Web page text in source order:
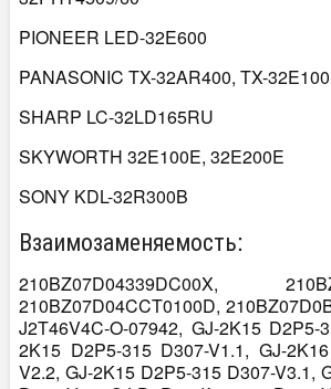
PIONEER LED-32E600
PANASONIC TX-32AR400, TX-
SHARP LC-32LD165RU
SKYWORTH 32E100E, 32E200E
SONY KDL-32R300B
Взаимозаменяемость:
210BZ07D04339DC00X,
210BZ07D04CCT0100D,
J2T46V4C-O-07942, GJ-2K15
2K15 D2P5-315 D307-V1.1, GJ-
V2.2, GJ-2K15 D2P5-315 D307-V3.1,